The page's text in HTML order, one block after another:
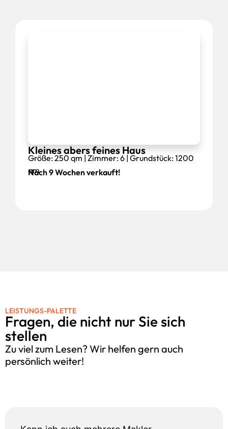
Kleines abers feines Haus
Größe: 250 qm | Zimmer: 6 | Grundstück: 1200
qm
Nach 9 Wochen verkauft!
LEISTUNGS-PALETTE
Fragen, die nicht nur Sie sich
stellen
Zu viel zum Lesen? Wir helfen gern auch
persönlich weiter!